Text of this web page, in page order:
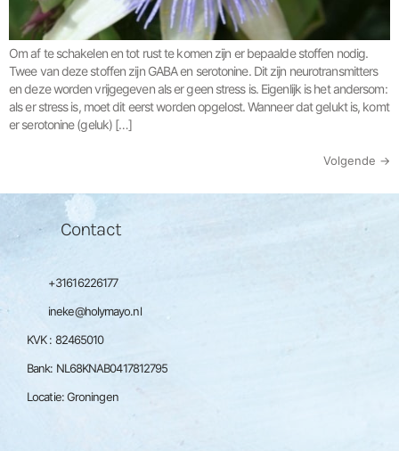
Om af te schakelen en tot rust te komen zijn er bepaalde stoffen nodig.
Twee van deze stoffen zijn GABA en serotonine. Dit zijn neurotransmitters
en deze worden vrijgegeven als er geen stress is. Eigenlijk is het andersom:
als er stress is, moet dit eerst worden opgelost. Wanneer dat gelukt is, komt
er serotonine (geluk) […]
Volgende →
Contact
+31616226177
ineke@holymayo.nl
KVK : 82465010
Bank: NL68KNAB0417812795
Locatie: Groningen